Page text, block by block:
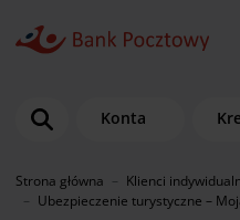
Konta
Strona główna Klienci
Ubezpieczenie turystyczne –